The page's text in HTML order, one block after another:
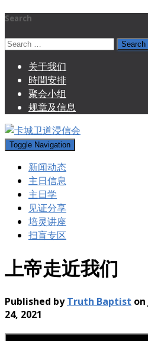
Search
Search
关于我们
時間安排
聚会小组
规章及信息
Toggle Navigation
新闻动态
主日信息
主日学
见证分享
培灵讲座
扫盲专区
上帝走近我们
Published byTruth Baptist on
24, 2021